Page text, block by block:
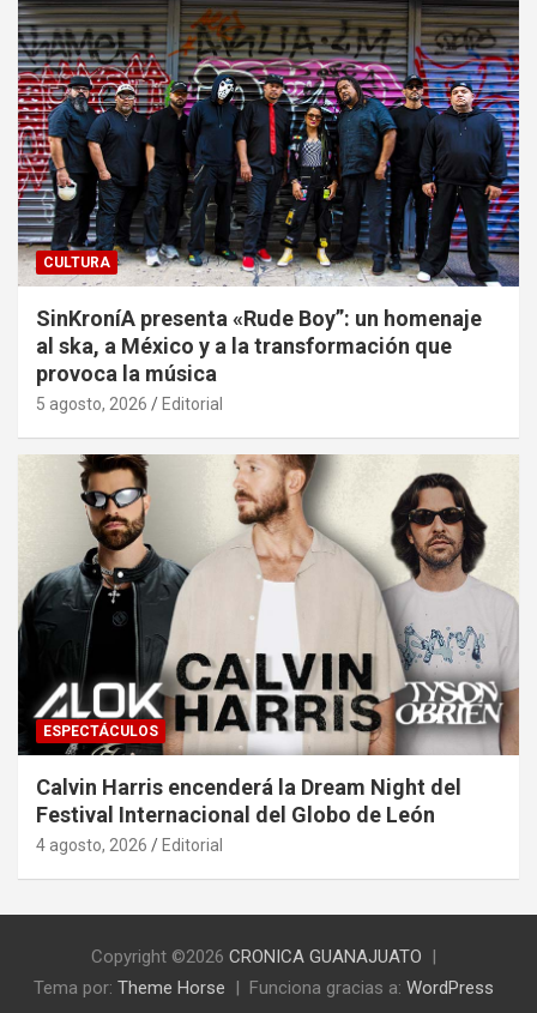
CULTURA
SinKroníA presenta «Rude Boy”: un homenaje
al ska, a México y a la transformación que
provoca la música
5 agosto, 2026 Editorial
ESPECTÁCULOS
Calvin Harris encenderá la Dream Night del
Festival Internacional del Globo de León
4 agosto, 2026 Editorial
Copyright ©2026 CRONICA GUANAJUATO
Tema por: Theme Horse Funciona gracias a: WordPress